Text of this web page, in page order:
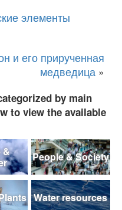
элементы
и его прирученная
медведица »
by main
to view the available
&
People & Society
Water resources